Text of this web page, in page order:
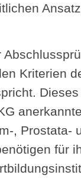
Kriterien
, Prostata-
für